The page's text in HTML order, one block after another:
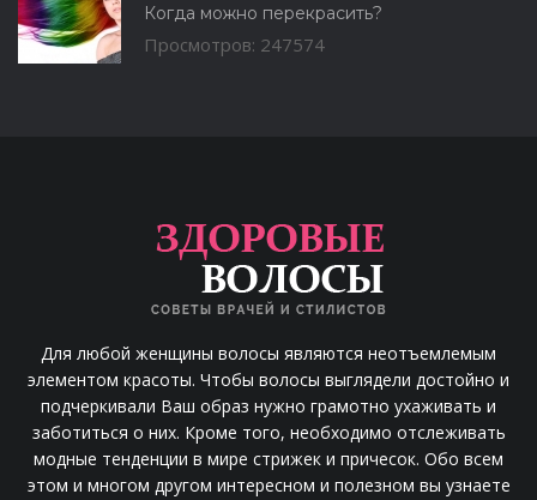
Когда можно перекрасить?
Просмотров: 247574
Для любой женщины волосы являются неотъемлемым
элементом красоты. Чтобы волосы выглядели достойно и
подчеркивали Ваш образ нужно грамотно ухаживать и
заботиться о них. Кроме того, необходимо отслеживать
модные тенденции в мире стрижек и причесок. Обо всем
этом и многом другом интересном и полезном вы узнаете